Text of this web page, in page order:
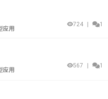
应用
724 1
应用
567 1